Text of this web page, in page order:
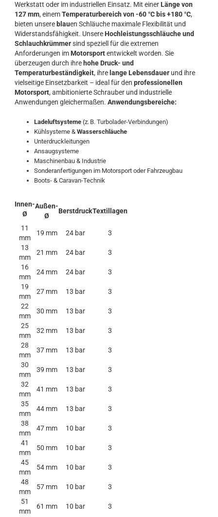
Werkstatt oder im industriellen Einsatz. Mit einer Länge von
127 mm, einemTemperaturbereich von -60 °C bis +180 °C,
bieten unsere blauen Schläuche maximale Flexibilität und
Widerstandsfähigkeit. Unsere Hochleistungsschläuche und
Schlauchkrümmersind speziell für die extremen
Anforderungen im Motorsportentwickelt worden. Sie
überzeugen durch ihre hohe Druck- und
Temperaturbeständigkeit, ihre lange Lebensdauer und ihre
vielseitige Einsetzbarkeit – ideal für den professionellen
Motorsport, ambitionierte Schrauber und industrielle
Anwendungen gleichermaßen. Anwendungsbereiche:
Ladeluftsysteme (z. B. Turbolader-Verbindungen)
Kühlsysteme & Wasserschläuche
Unterdruckleitungen
Ansaugsysteme
Maschinenbau & Industrie
Sonderanfertigungen im Motorsport oder Fahrzeugbau
Boots- & Caravan-Technik
Innen-
Ø
Außen-
Ø
BerstdruckTextillagen
11
mm
19 mm 24 bar
3
13
mm
21 mm 24 bar
3
16
mm
24 mm 24 bar
3
19
mm
27 mm 13 bar
3
22
mm
30 mm 13 bar
3
25
mm
32 mm 13 bar
3
28
mm
37 mm 13 bar
3
30
mm
39 mm 13 bar
3
32
mm
41 mm 13 bar
3
35
mm
44 mm 13 bar
3
38
mm
47 mm 10 bar
3
41
mm
50 mm 10 bar
3
45
mm
54 mm 10 bar
3
48
mm
57 mm 10 bar
3
51
mm
61 mm 10 bar 3